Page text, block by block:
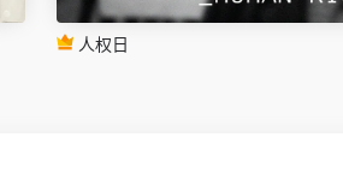
人权日